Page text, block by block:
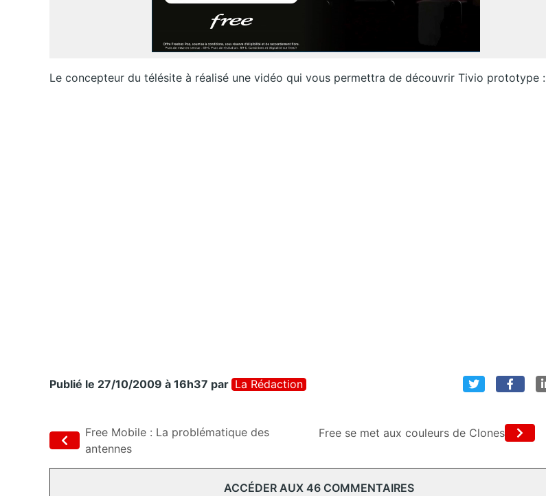
Le concepteur du télésite à réalisé une vidéo qui vous permettra de découvrir Tivio prototype :
Publié le 27/10/2009 à 16h37 par La Rédaction
Free Mobile : La problématique des
antennes
Free se met aux couleurs de Clones
ACCÉDER AUX 46 COMMENTAIRES